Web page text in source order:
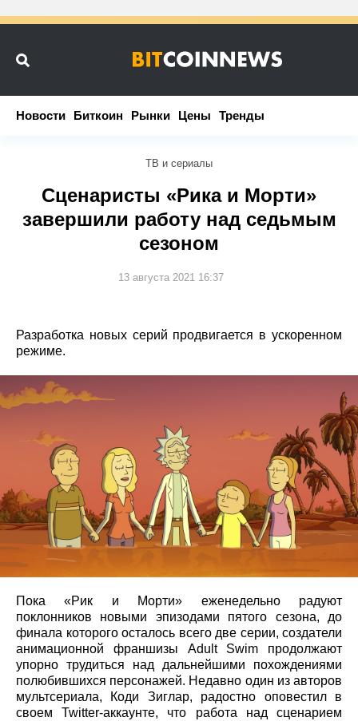
Новости Биткоин Рынки Цены Тренды
Новости Биткоин Рынки Цены Тренды
ТВ и сериалы
Сценаристы «Рика и Морти»
завершили работу над седьмым
сезоном
13 августа 2021 16:37
Разработка новых серий продвигается в ускоренном
режиме.
Пока «Рик и Морти» еженедельно радуют
поклонников новыми эпизодами пятого сезона, до
финала которого осталось всего две серии, создатели
анимационной франшизы Adult Swim продолжают
упорно трудиться над дальнейшими похождениями
полюбившихся персонажей. Недавно один из авторов
мультсериала, Коди Зиглар, радостно оповестил в
своем Twitter-аккаунте, что работа над сценарием